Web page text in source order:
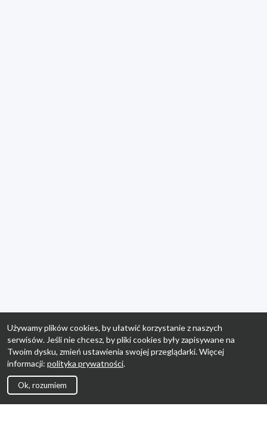
Używamy plików cookies, by ułatwić korzystanie z naszych
serwisów. Jeśli nie chcesz, by pliki cookies były zapisywane na
Twoim dysku, zmień ustawienia swojej przeglądarki. Więcej
informacji: polityka prywatności.
Ok, rozumiem